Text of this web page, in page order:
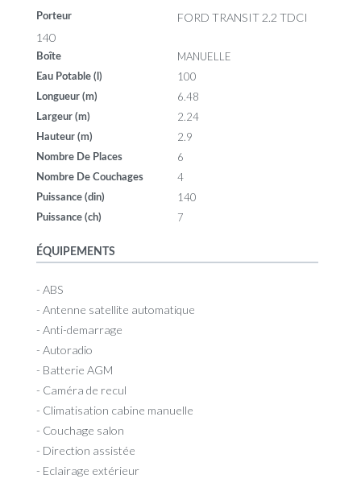
Porteur
FORD TRANSIT 2.2 TDCI
140
Boîte MANUELLE
Eau Potable (l) 100
Longueur (m) 6.48
Largeur (m) 2.24
Hauteur (m) 2.9
Nombre De Places 6
Nombre De Couchages 4
Puissance (din) 140
Puissance (ch) 7
ÉQUIPEMENTS
- ABS
- Antenne satellite automatique
- Anti-demarrage
- Autoradio
- Batterie AGM
- Caméra de recul
- Climatisation cabine manuelle
- Couchage salon
- Direction assistée
- Eclairage extérieur